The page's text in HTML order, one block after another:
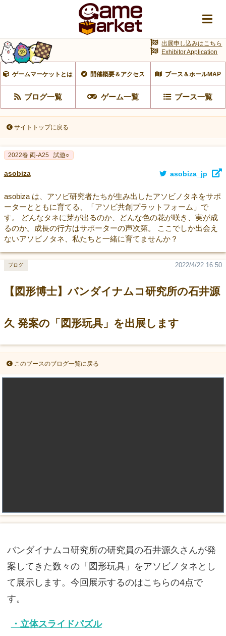
ゲームマーケットとは 開催概要＆アクセス ブース＆ホールMAP
ブログ一覧 ゲーム一覧 ブース一覧
出展申し込みはこちら
Exhibitor Application
サイトトップに戻る
2022春 両-A25 試遊○
asobiza asobiza_jp
asobiza は、アソビ研究者たちが生み出したアソビノタネをサポ
ーターとともに育てる、「アソビ共創プラットフォーム」で
す。 どんなタネに芽が出るのか、どんな色の花が咲き、実が成
るのか。成長の行方はサポーターの声次第。 ここでしか出会え
ないアソビノタネ、私たちと一緒に育てませんか？
【図形博士】バンダイナムコ研究所の石井源
久 発案の「図形玩具」を出展します
2022/4/22 16:50
ブログ
このブースのブログ一覧に戻る
バンダイナムコ研究所の研究員の石井源久さんが発
案してきた数々の「図形玩具」をアソビノタネとし
て展示します。今回展示するのはこちらの4点で
す。
・立体スライドパズル